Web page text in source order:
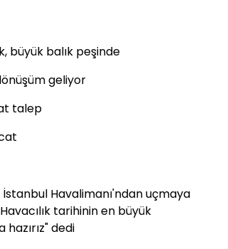
büyük balık peşinde
geliyor
talep
İstanbul Havalimanı'ndan uçmaya
tarihinin en büyük
dedi